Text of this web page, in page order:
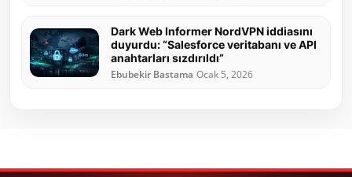
Dark Web Informer NordVPN iddiasını
duyurdu: “Salesforce veritabanı ve API
anahtarları sızdırıldı”
Ebubekir Bastama Ocak 5, 2026